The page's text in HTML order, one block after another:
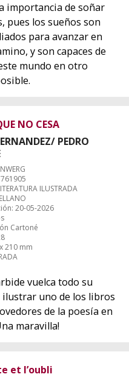
importancia de soñar
pues los sueños son
para avanzar en
y son capaces de
mundo en otro
NO CESA
PEDRO
ILUSTRADA
20-05-2026
Cartoné
210 mm
vuelca todo su
uno de los libros
de la poesía en
maravilla!
et l’oubli